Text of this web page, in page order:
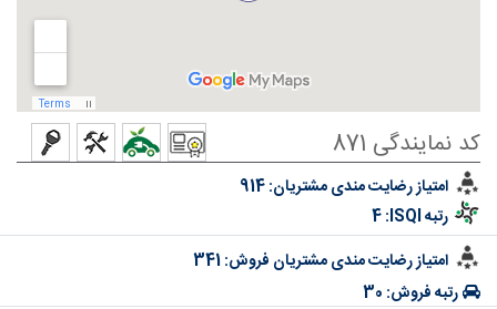
کد نمایندگی 871
امتیاز رضایت مندی مشتریان:
رتبه ISQI:
4
امتیاز رضایت مندی مشتریان فروش:
رتبه فروش: 30